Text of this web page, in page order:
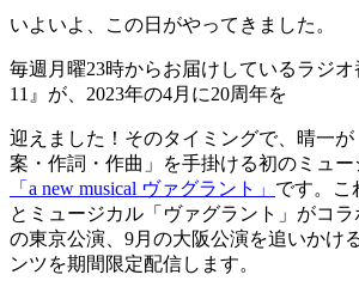
いよいよ、この日がやってきました。
毎週月曜23時からお届けしているラジ
11』が、2023年の4月に20周年を
迎えました！そのタイミングで、晴一
案・作詞・作曲」を手掛ける初のミュ
「a new musical ヴァグラント」 です。こ
とミュージカル「ヴァグラント」がコラ
の東京公演、9月の大阪公演を追いかけ
ンツを期間限定配信します。